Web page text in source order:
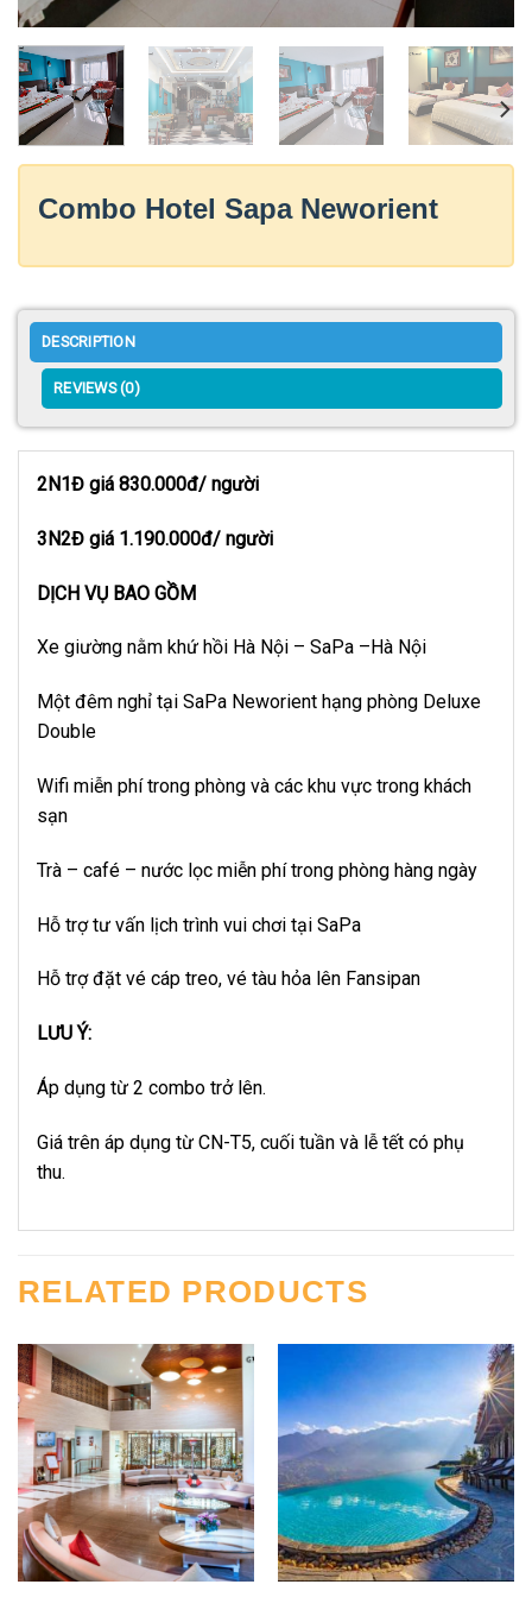
Combo Hotel Sapa Neworient
DESCRIPTION
REVIEWS (0)
2N1Đ giá 830.000đ/ người
3N2Đ giá 1.190.000đ/ người
DỊCH VỤ BAO GỒM
Xe giường nằm khứ hồi Hà Nội – SaPa –Hà Nội
Một đêm nghỉ tại SaPa Neworient hạng phòng Deluxe
Double
Wifi miễn phí trong phòng và các khu vực trong khách
sạn
Trà – café – nước lọc miễn phí trong phòng hàng ngày
Hỗ trợ tư vấn lịch trình vui chơi tại SaPa
Hỗ trợ đặt vé cáp treo, vé tàu hỏa lên Fansipan
LƯU Ý:
Áp dụng từ 2 combo trở lên.
Giá trên áp dụng từ CN-T5, cuối tuần và lễ tết có phụ
thu.
RELATED PRODUCTS